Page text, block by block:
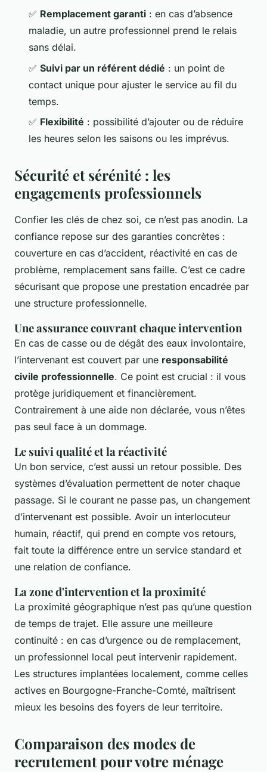
✅ Remplacement garanti : en cas d’absence
maladie, un autre professionnel prend le relais
sans délai.
✅ Suivi par un référent dédié : un point de
contact unique pour ajuster le service au fil du
temps.
✅ Flexibilité : possibilité d’ajouter ou de réduire
les heures selon les saisons ou les imprévus.
Sécurité et sérénité : les
engagements professionnels
Confier les clés de chez soi, ce n’est pas anodin. La
confiance repose sur des garanties concrètes :
couverture en cas d’accident, réactivité en cas de
problème, remplacement sans faille. C’est ce cadre
sécurisant que propose une prestation encadrée par
une structure professionnelle.
Une assurance couvrant chaque intervention
En cas de casse ou de dégât des eaux involontaire,
l’intervenant est couvert par une responsabilité
civile professionnelle. Ce point est crucial : il vous
protège juridiquement et financièrement.
Contrairement à une aide non déclarée, vous n’êtes
pas seul face à un dommage.
Le suivi qualité et la réactivité
Un bon service, c’est aussi un retour possible. Des
systèmes d’évaluation permettent de noter chaque
passage. Si le courant ne passe pas, un changement
d’intervenant est possible. Avoir un interlocuteur
humain, réactif, qui prend en compte vos retours,
fait toute la différence entre un service standard et
une relation de confiance.
La zone d'intervention et la proximité
La proximité géographique n’est pas qu’une question
de temps de trajet. Elle assure une meilleure
continuité : en cas d’urgence ou de remplacement,
un professionnel local peut intervenir rapidement.
Les structures implantées localement, comme celles
actives en Bourgogne-Franche-Comté, maîtrisent
mieux les besoins des foyers de leur territoire.
Comparaison des modes de
recrutement pour votre ménage